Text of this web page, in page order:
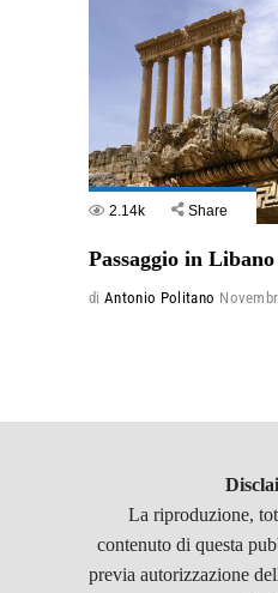
2.14k Share
Passaggio in Libano
di Antonio Politano
La riproduzione,
contenuto di questa
previa autorizzazione